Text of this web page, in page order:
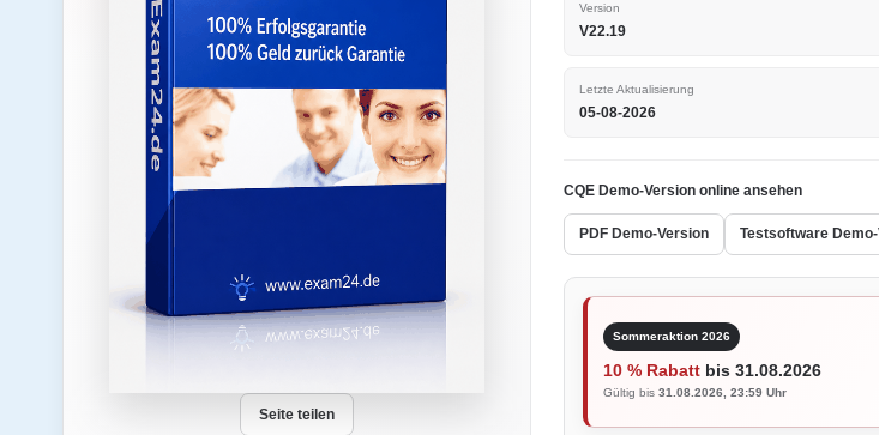
Seite teilen
Version
V22.19
Letzte Aktualisierung
05-08-2026
CQE Demo-Version online ansehen
PDF Demo-Version Testsoftware
Sommeraktion 2026
10 % Rabatt bis 31.08.2026
Gültig bis 31.08.2026, 23:59 Uhr